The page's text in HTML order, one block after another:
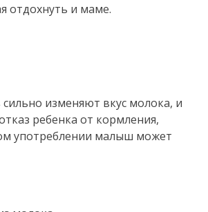
отдохнуть и маме.
изменяют вкус молока, и
ребенка от кормления,
употреблении малыш может